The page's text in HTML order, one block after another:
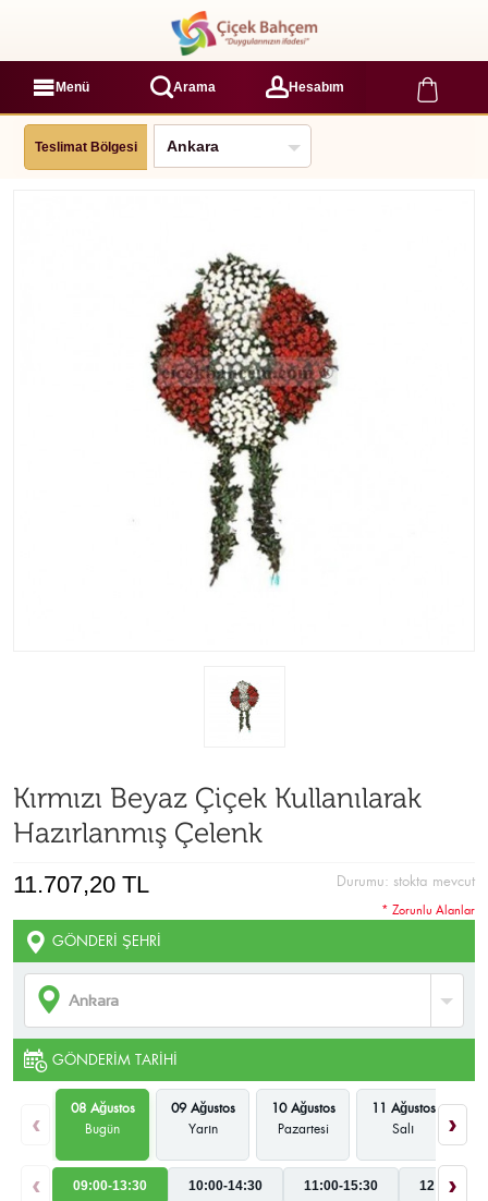
Menü Arama Hesabım
Teslimat Bölgesi
Kırmızı Beyaz Çiçek Kullanılarak
Hazırlanmış Çelenk
Durumu: stokta mevcut
11.707,20 TL
GÖNDERI ŞEHRI
GÖNDERIM TARIHI
‹
08 Ağustos
Bugün
09 Ağustos
Yarın
10 Ağustos
Pazartesi
11 Ağustos
Salı
›
‹ 09:00-13:30 10:00-14:30 11:00-15:30 12:00-
›
* Zorunlu Alanlar